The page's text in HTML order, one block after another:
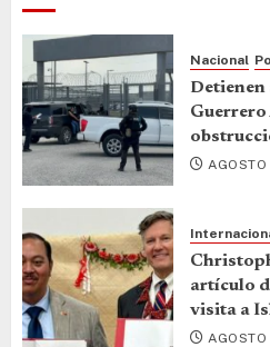
Nacional
Detienen
artículo
visita a